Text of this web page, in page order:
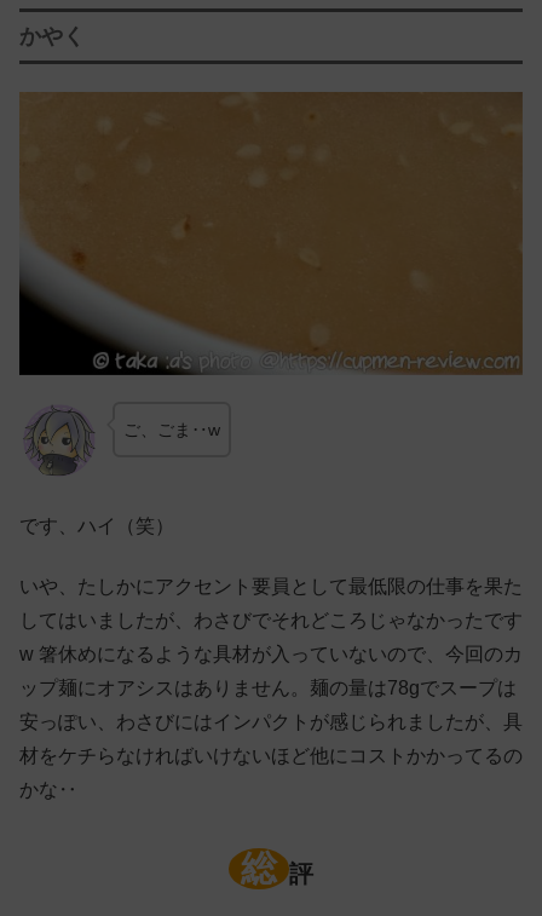
かやく
ご、ごま‥w
です、ハイ（笑）
いや、たしかにアクセント要員として最低限の仕事を果た
してはいましたが、わさびでそれどころじゃなかったです
w 箸休めになるような具材が入っていないので、今回のカ
ップ麺にオアシスはありません。麺の量は78gでスープは
安っぽい、わさびにはインパクトが感じられましたが、具
材をケチらなければいけないほど他にコストかかってるの
かな‥
総 評